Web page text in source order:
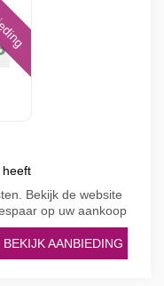
heeft
Bekijk de website
op uw aankoop
BEKIJK AANBIEDING